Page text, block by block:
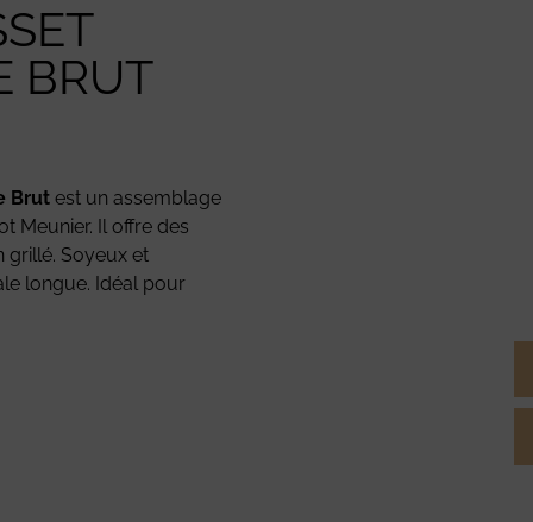
BRUT
Brut est un assemblage
Meunier. Il offre des
grillé. Soyeux et
longue. Idéal pour